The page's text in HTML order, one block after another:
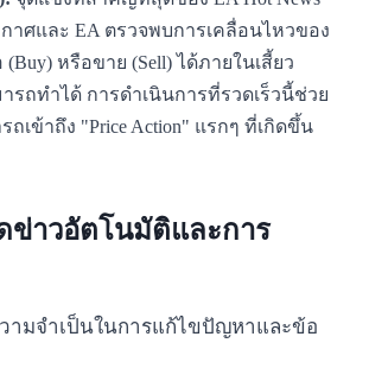
าศและ EA ตรวจพบการเคลื่อนไหวของ
หรือขาย (Sell) ได้ภายในเสี้ยว
รถทำได้ การดำเนินการที่รวดเร็วนี้ช่วย
ข้าถึง "Price Action" แรกๆ ที่เกิดขึ้น
ข่าวอัตโนมัติและการ
ามจำเป็นในการแก้ไขปัญหาและข้อ